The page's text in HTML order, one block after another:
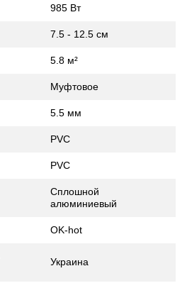
985 Вт
7.5 - 12.5 см
5.8 м²
Муфтовое
5.5 мм
PVС
PVC
Сплошной
алюминиевый
OK-hot
Украина